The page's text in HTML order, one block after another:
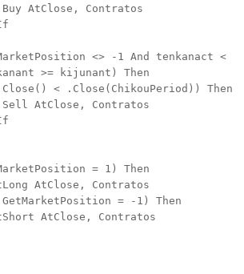
Contratos
<> -1 And tenkanact <
>= kijunant) Then
.Close(ChikouPeriod)) Then
Contratos
= 1) Then
Contratos
= -1) Then
Contratos